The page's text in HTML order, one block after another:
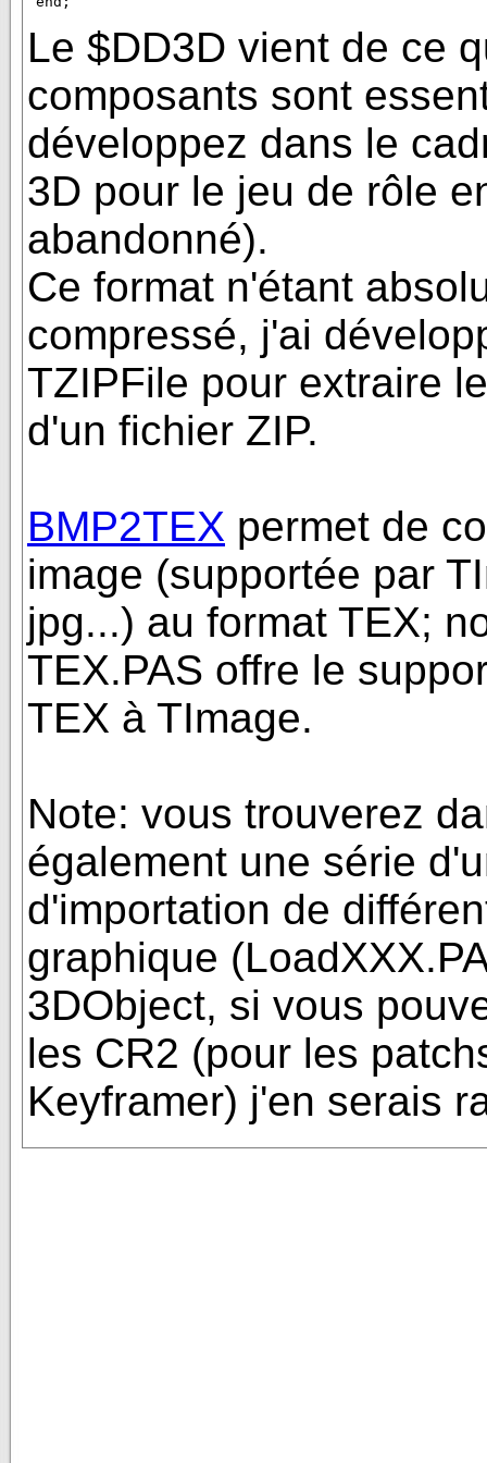
Le $DD3D vient de ce
composants sont
développez dans le
3D pour le jeu de rôle
abandonné).
Ce format n'étant
compressé, j'ai
TZIPFile pour extraire
d'un fichier ZIP.
BMP2TEX permet de
image (supportée par
jpg...) au format TEX;
TEX.PAS offre le
TEX à TImage.
Note: vous trouverez
également une série
d'importation de
graphique
3DObject, si vous
les CR2 (pour les
Keyframer) j'en serais